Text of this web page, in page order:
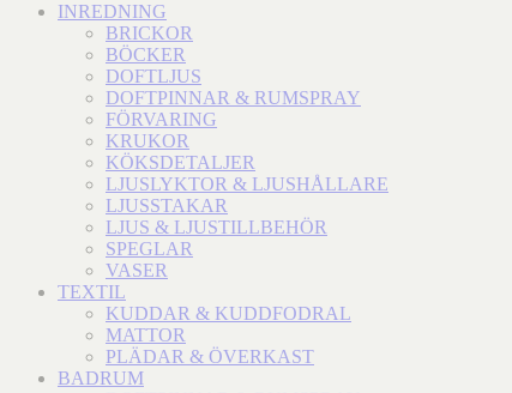
INREDNING
BRICKOR
BÖCKER
DOFTLJUS
DOFTPINNAR & RUMSPRAY
FÖRVARING
KRUKOR
KÖKSDETALJER
LJUSLYKTOR & LJUSHÅLLARE
LJUSSTAKAR
LJUS & LJUSTILLBEHÖR
SPEGLAR
VASER
TEXTIL
KUDDAR & KUDDFODRAL
MATTOR
PLÄDAR & ÖVERKAST
BADRUM